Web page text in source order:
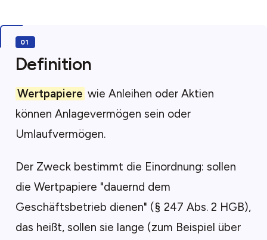
Definition
Wertpapiere wie Anleihen oder Aktien
können Anlagevermögen sein oder
Umlaufvermögen.
Der Zweck bestimmt die Einordnung: sollen
die Wertpapiere "dauernd dem
Geschäftsbetrieb dienen" (§ 247 Abs. 2 HGB),
das heißt, sollen sie lange (zum Beispiel über